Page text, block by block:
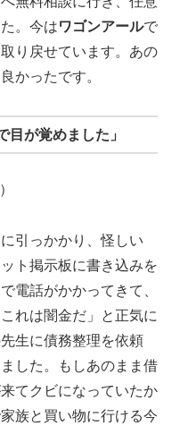
。今はワゴンアールで
り戻せています。あの
かったです。
が覚めました」
引っかかり、怪しい
ト掲示板に書き込みを
電話がかかってきて、
れは闇金だ」と正気に
生に債務整理を依頼
した。もしあのまま借
てクビになっていたか
族と買い物に行ける今